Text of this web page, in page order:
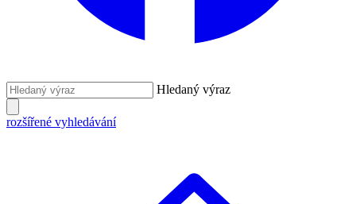
Hledaný výraz
rozšířené vyhledávání